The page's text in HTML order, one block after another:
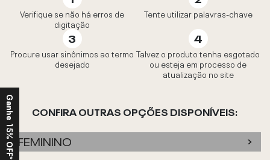
Verifique se não há erros de
digitação
Tente utilizar palavras-chave
Procure usar sinônimos ao termo
desejado
Talvez o produto tenha esgotado
ou esteja em processo de
atualização no site
CONFIRA OUTRAS OPÇÕES DISPONÍVEIS:
FEMININO
Ganhe 15% OFF*